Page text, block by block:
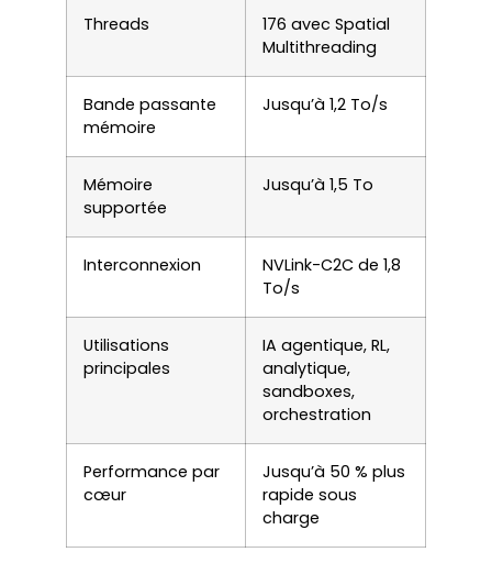
Threads
176 avec Spatial
Multithreading
Bande passante
mémoire
Jusqu’à 1,2 To/s
Mémoire
supportée
Jusqu’à 1,5 To
Interconnexion
NVLink-C2C de 1,8
To/s
Utilisations
principales
IA agentique, RL,
analytique,
sandboxes,
orchestration
Performance par
cœur
Jusqu’à 50 % plus
rapide sous
charge